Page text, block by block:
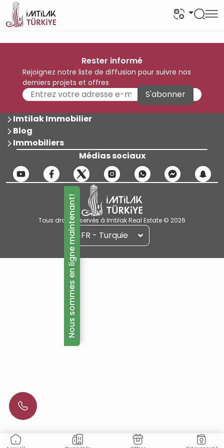
Rester informé
Rejoignez notre liste de diffusion pour suivre nos
derniers projets et offres
S'abonner
Imtilak Immobilier
Blog
Immobiliers
Médias sociaux
Tous droits réservés à Imtilak Real Estate © 2026
FR - Turquie
Nous sommes en ligne maintenant!